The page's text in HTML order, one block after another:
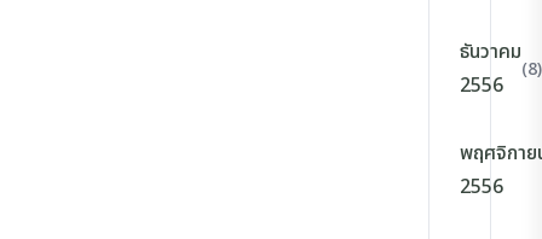
ธันวาคม
2556
(8)
พฤศจิกาย
2556